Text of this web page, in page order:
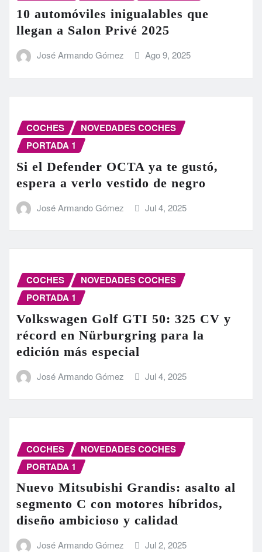
10 automóviles inigualables que
llegan a Salon Privé 2025
José Armando Gómez Ago 9, 2025
COCHES
NOVEDADES COCHES
PORTADA 1
Si el Defender OCTA ya te gustó,
espera a verlo vestido de negro
José Armando Gómez Jul 4, 2025
COCHES
NOVEDADES COCHES
PORTADA 1
Volkswagen Golf GTI 50: 325 CV y
récord en Nürburgring para la
edición más especial
José Armando Gómez Jul 4, 2025
COCHES
NOVEDADES COCHES
PORTADA 1
Nuevo Mitsubishi Grandis: asalto al
segmento C con motores híbridos,
diseño ambicioso y calidad
José Armando Gómez Jul 2, 2025